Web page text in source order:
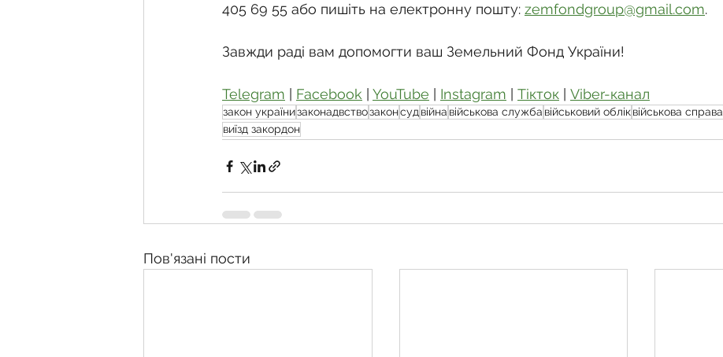
405 69 55 або пишіть на електронну пошту: zemfondgroup@gmail.com.
Завжди раді вам допомогти ваш Земельний Фонд України!
Telegram Facebook YouTube Instagram Тікток Viber-канал
закон українизаконадвствозаконсуд війна військова служба військовий обліквійськова справа
виїзд закордон
Пов'язані пости